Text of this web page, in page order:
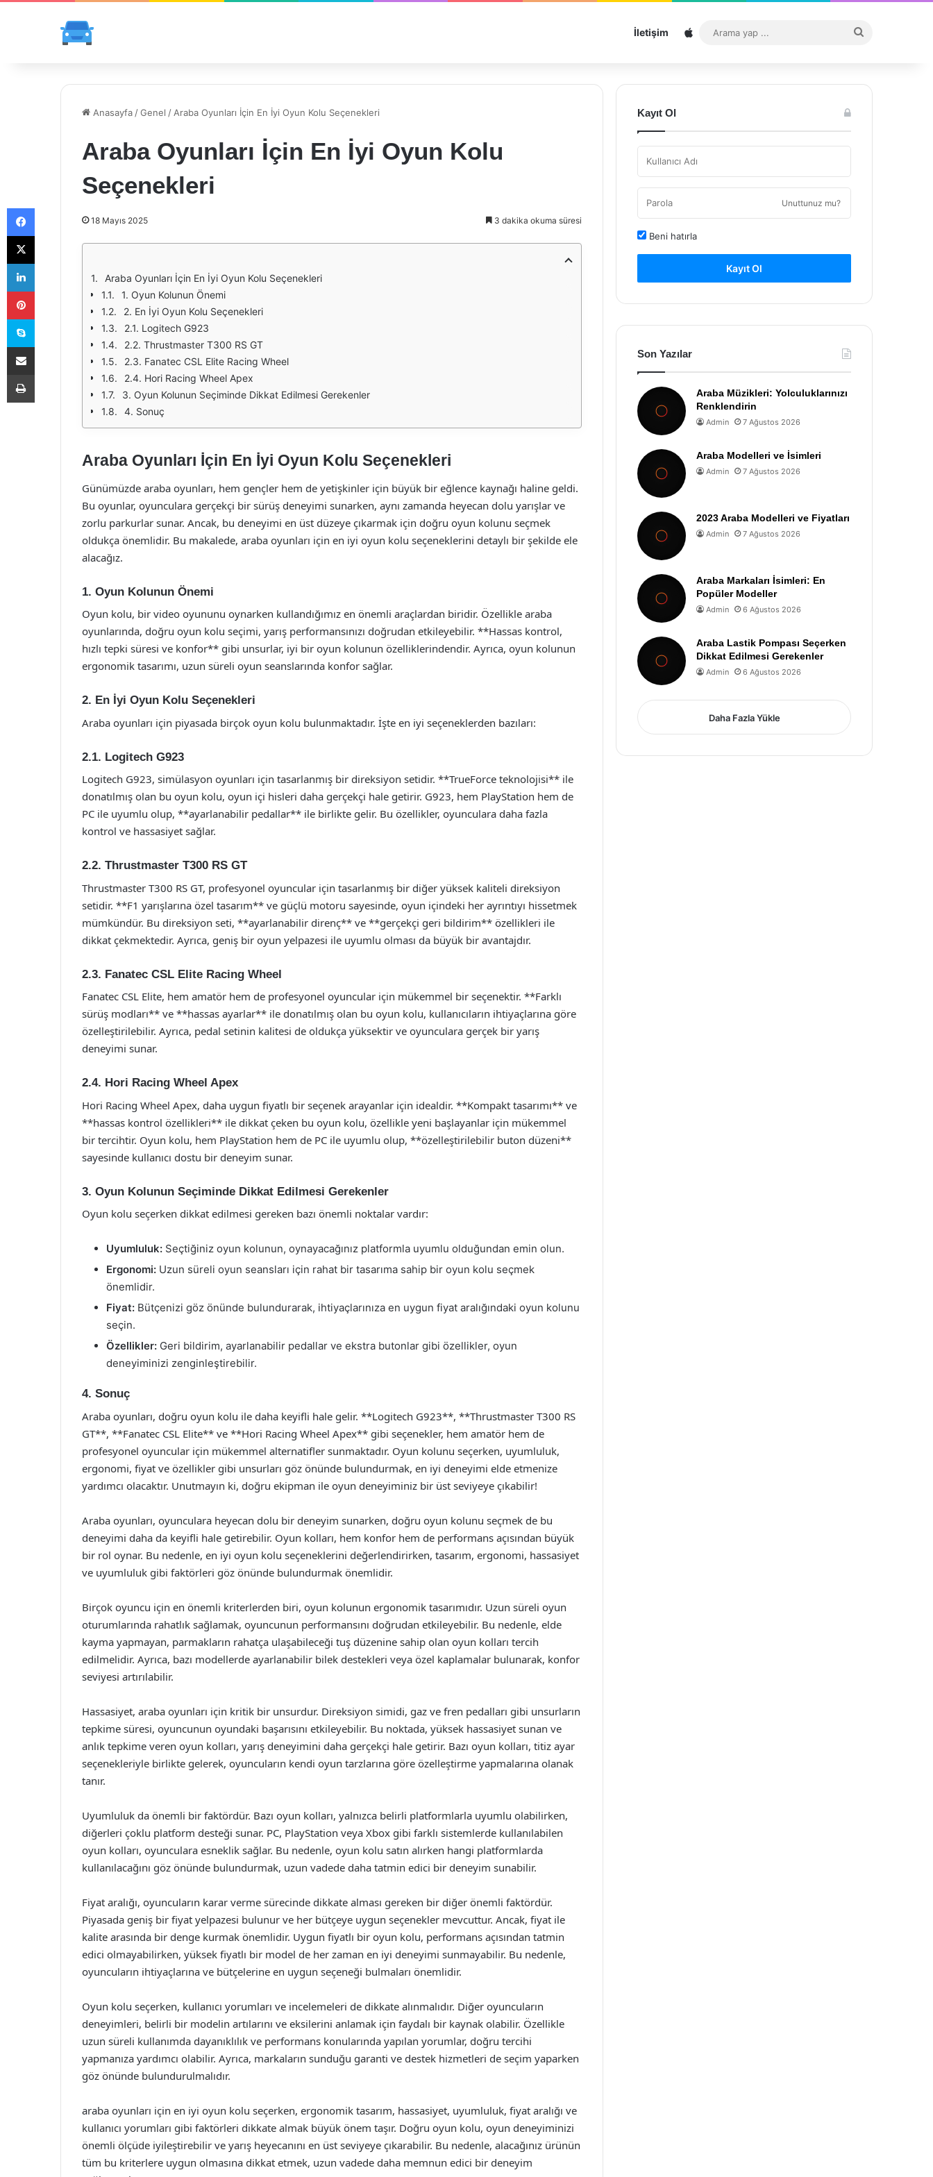
İletişim Sitemap
...
Anasayfa /Genel / Araba Oyunları İçin En İyi Oyun Kolu Seçenekleri
Araba Oyunları İçin En İyi Oyun Kolu
Seçenekleri
18 Mayıs 2025 3 dakika okuma süresi
Araba Oyunları İçin En İyi Oyun Kolu Seçenekleri
1. Oyun Kolunun Önemi
2. En İyi Oyun Kolu Seçenekleri
2.1. Logitech G923
2.2. Thrustmaster T300 RS GT
2.3. Fanatec CSL Elite Racing Wheel
2.4. Hori Racing Wheel Apex
3. Oyun Kolunun Seçiminde Dikkat Edilmesi Gerekenler
4. Sonuç
Araba Oyunları İçin En İyi Oyun Kolu Seçenekleri
Günümüzde araba oyunları, hem gençler hem de yetişkinler için büyük bir eğlence kaynağı haline geldi.
Bu oyunlar, oyunculara gerçekçi bir sürüş deneyimi sunarken, aynı zamanda heyecan dolu yarışlar ve
zorlu parkurlar sunar. Ancak, bu deneyimi en üst düzeye çıkarmak için doğru oyun kolunu seçmek
oldukça önemlidir. Bu makalede, araba oyunları için en iyi oyun kolu seçeneklerini detaylı bir şekilde ele
alacağız.
1. Oyun Kolunun Önemi
Oyun kolu, bir video oyununu oynarken kullandığımız en önemli araçlardan biridir. Özellikle araba
oyunlarında, doğru oyun kolu seçimi, yarış performansınızı doğrudan etkileyebilir. **Hassas kontrol,
hızlı tepki süresi ve konfor** gibi unsurlar, iyi bir oyun kolunun özelliklerindendir. Ayrıca, oyun kolunun
ergonomik tasarımı, uzun süreli oyun seanslarında konfor sağlar.
2. En İyi Oyun Kolu Seçenekleri
Araba oyunları için piyasada birçok oyun kolu bulunmaktadır. İşte en iyi seçeneklerden bazıları:
2.1. Logitech G923
Logitech G923, simülasyon oyunları için tasarlanmış bir direksiyon setidir. **TrueForce teknolojisi** ile
donatılmış olan bu oyun kolu, oyun içi hisleri daha gerçekçi hale getirir. G923, hem PlayStation hem de
PC ile uyumlu olup, **ayarlanabilir pedallar** ile birlikte gelir. Bu özellikler, oyunculara daha fazla
kontrol ve hassasiyet sağlar.
2.2. Thrustmaster T300 RS GT
Thrustmaster T300 RS GT, profesyonel oyuncular için tasarlanmış bir diğer yüksek kaliteli direksiyon
setidir. **F1 yarışlarına özel tasarım** ve güçlü motoru sayesinde, oyun içindeki her ayrıntıyı hissetmek
mümkündür. Bu direksiyon seti, **ayarlanabilir direnç** ve **gerçekçi geri bildirim** özellikleri ile
dikkat çekmektedir. Ayrıca, geniş bir oyun yelpazesi ile uyumlu olması da büyük bir avantajdır.
2.3. Fanatec CSL Elite Racing Wheel
Fanatec CSL Elite, hem amatör hem de profesyonel oyuncular için mükemmel bir seçenektir. **Farklı
sürüş modları** ve **hassas ayarlar** ile donatılmış olan bu oyun kolu, kullanıcıların ihtiyaçlarına göre
özelleştirilebilir. Ayrıca, pedal setinin kalitesi de oldukça yüksektir ve oyunculara gerçek bir yarış
deneyimi sunar.
2.4. Hori Racing Wheel Apex
Hori Racing Wheel Apex, daha uygun fiyatlı bir seçenek arayanlar için idealdir. **Kompakt tasarımı** ve
**hassas kontrol özellikleri** ile dikkat çeken bu oyun kolu, özellikle yeni başlayanlar için mükemmel
bir tercihtir. Oyun kolu, hem PlayStation hem de PC ile uyumlu olup, **özelleştirilebilir buton düzeni**
sayesinde kullanıcı dostu bir deneyim sunar.
3. Oyun Kolunun Seçiminde Dikkat Edilmesi Gerekenler
Oyun kolu seçerken dikkat edilmesi gereken bazı önemli noktalar vardır:
Uyumluluk: Seçtiğiniz oyun kolunun, oynayacağınız platformla uyumlu olduğundan emin olun.
Ergonomi: Uzun süreli oyun seansları için rahat bir tasarıma sahip bir oyun kolu seçmek
önemlidir.
Fiyat: Bütçenizi göz önünde bulundurarak, ihtiyaçlarınıza en uygun fiyat aralığındaki oyun kolunu
seçin.
Özellikler: Geri bildirim, ayarlanabilir pedallar ve ekstra butonlar gibi özellikler, oyun
deneyiminizi zenginleştirebilir.
4. Sonuç
Araba oyunları, doğru oyun kolu ile daha keyifli hale gelir. **Logitech G923**, **Thrustmaster T300 RS
GT**, **Fanatec CSL Elite** ve **Hori Racing Wheel Apex** gibi seçenekler, hem amatör hem de
profesyonel oyuncular için mükemmel alternatifler sunmaktadır. Oyun kolunu seçerken, uyumluluk,
ergonomi, fiyat ve özellikler gibi unsurları göz önünde bulundurmak, en iyi deneyimi elde etmenize
yardımcı olacaktır. Unutmayın ki, doğru ekipman ile oyun deneyiminiz bir üst seviyeye çıkabilir!
Araba oyunları, oyunculara heyecan dolu bir deneyim sunarken, doğru oyun kolunu seçmek de bu
deneyimi daha da keyifli hale getirebilir. Oyun kolları, hem konfor hem de performans açısından büyük
bir rol oynar. Bu nedenle, en iyi oyun kolu seçeneklerini değerlendirirken, tasarım, ergonomi, hassasiyet
ve uyumluluk gibi faktörleri göz önünde bulundurmak önemlidir.
Birçok oyuncu için en önemli kriterlerden biri, oyun kolunun ergonomik tasarımıdır. Uzun süreli oyun
oturumlarında rahatlık sağlamak, oyuncunun performansını doğrudan etkileyebilir. Bu nedenle, elde
kayma yapmayan, parmakların rahatça ulaşabileceği tuş düzenine sahip olan oyun kolları tercih
edilmelidir. Ayrıca, bazı modellerde ayarlanabilir bilek destekleri veya özel kaplamalar bulunarak, konfor
seviyesi artırılabilir.
Hassasiyet, araba oyunları için kritik bir unsurdur. Direksiyon simidi, gaz ve fren pedalları gibi unsurların
tepkime süresi, oyuncunun oyundaki başarısını etkileyebilir. Bu noktada, yüksek hassasiyet sunan ve
anlık tepkime veren oyun kolları, yarış deneyimini daha gerçekçi hale getirir. Bazı oyun kolları, titiz ayar
seçenekleriyle birlikte gelerek, oyuncuların kendi oyun tarzlarına göre özelleştirme yapmalarına olanak
tanır.
Uyumluluk da önemli bir faktördür. Bazı oyun kolları, yalnızca belirli platformlarla uyumlu olabilirken,
diğerleri çoklu platform desteği sunar. PC, PlayStation veya Xbox gibi farklı sistemlerde kullanılabilen
oyun kolları, oyunculara esneklik sağlar. Bu nedenle, oyun kolu satın alırken hangi platformlarda
kullanılacağını göz önünde bulundurmak, uzun vadede daha tatmin edici bir deneyim sunabilir.
Fiyat aralığı, oyuncuların karar verme sürecinde dikkate alması gereken bir diğer önemli faktördür.
Piyasada geniş bir fiyat yelpazesi bulunur ve her bütçeye uygun seçenekler mevcuttur. Ancak, fiyat ile
kalite arasında bir denge kurmak önemlidir. Uygun fiyatlı bir oyun kolu, performans açısından tatmin
edici olmayabilirken, yüksek fiyatlı bir model de her zaman en iyi deneyimi sunmayabilir. Bu nedenle,
oyuncuların ihtiyaçlarına ve bütçelerine en uygun seçeneği bulmaları önemlidir.
Oyun kolu seçerken, kullanıcı yorumları ve incelemeleri de dikkate alınmalıdır. Diğer oyuncuların
deneyimleri, belirli bir modelin artılarını ve eksilerini anlamak için faydalı bir kaynak olabilir. Özellikle
uzun süreli kullanımda dayanıklılık ve performans konularında yapılan yorumlar, doğru tercihi
yapmanıza yardımcı olabilir. Ayrıca, markaların sunduğu garanti ve destek hizmetleri de seçim yaparken
göz önünde bulundurulmalıdır.
araba oyunları için en iyi oyun kolu seçerken, ergonomik tasarım, hassasiyet, uyumluluk, fiyat aralığı ve
kullanıcı yorumları gibi faktörleri dikkate almak büyük önem taşır. Doğru oyun kolu, oyun deneyiminizi
önemli ölçüde iyileştirebilir ve yarış heyecanını en üst seviyeye çıkarabilir. Bu nedenle, alacağınız ürünün
tüm bu kriterlere uygun olmasına dikkat etmek, uzun vadede daha memnun edici bir deneyim
Kayıt Ol
Unuttunuz mu?
Beni hatırla
Kayıt Ol
Son Yazılar
Araba Müzikleri: Yolculuklarınızı
Renklendirin
Admin 7 Ağustos 2026
Araba Modelleri ve İsimleri
Admin 7 Ağustos 2026
2023 Araba Modelleri ve Fiyatları
Admin 7 Ağustos 2026
Araba Markaları İsimleri: En
Popüler Modeller
Admin 6 Ağustos 2026
Araba Lastik Pompası Seçerken
Dikkat Edilmesi Gerekenler
Admin 6 Ağustos 2026
Daha Fazla Yükle
Facebook
X
LinkedIn
Pinterest
Skype
E-Posta ile paylaş